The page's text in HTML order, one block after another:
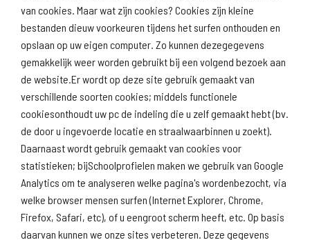
van cookies. Maar wat zijn cookies? Cookies zijn kleine
bestanden dieuw voorkeuren tijdens het surfen onthouden en
opslaan op uw eigen computer. Zo kunnen dezegegevens
gemakkelijk weer worden gebruikt bij een volgend bezoek aan
de website.Er wordt op deze site gebruik gemaakt van
verschillende soorten cookies; middels functionele
cookiesonthoudt uw pc de indeling die u zelf gemaakt hebt (bv.
de door u ingevoerde locatie en straalwaarbinnen u zoekt).
Daarnaast wordt gebruik gemaakt van cookies voor
statistieken; bijSchoolprofielen maken we gebruik van Google
Analytics om te analyseren welke pagina's wordenbezocht, via
welke browser mensen surfen (Internet Explorer, Chrome,
Firefox, Safari, etc), of u eengroot scherm heeft, etc. Op basis
daarvan kunnen we onze sites verbeteren. Deze gegevens
Download
schoolprofiel
Naar
schoolresultaten
Naar scholenopdekaart.nl